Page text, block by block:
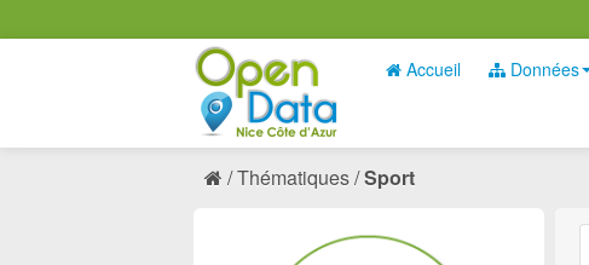
Accueil Données
Thématiques Sport